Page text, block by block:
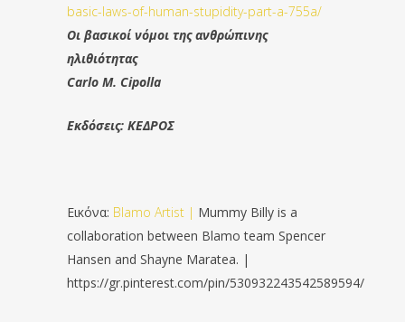
basic-laws-of-human-stupidity-part-a-755a/
Οι βασικοί νόμοι της ανθρώπινης
ηλιθιότητας
Carlo M. Cipolla
Εκδόσεις: ΚΕΔΡΟΣ
Εικόνα: Blamo Artist | Mummy Billy is a
collaboration between Blamo team Spencer
Hansen and Shayne Maratea. |
https://gr.pinterest.com/pin/530932243542589594/